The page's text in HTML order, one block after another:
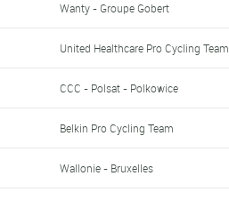
Wanty - Groupe Gobert
United Healthcare Pro Cycling Team
CCC - Polsat - Polkowice
Belkin Pro Cycling Team
Wallonie - Bruxelles